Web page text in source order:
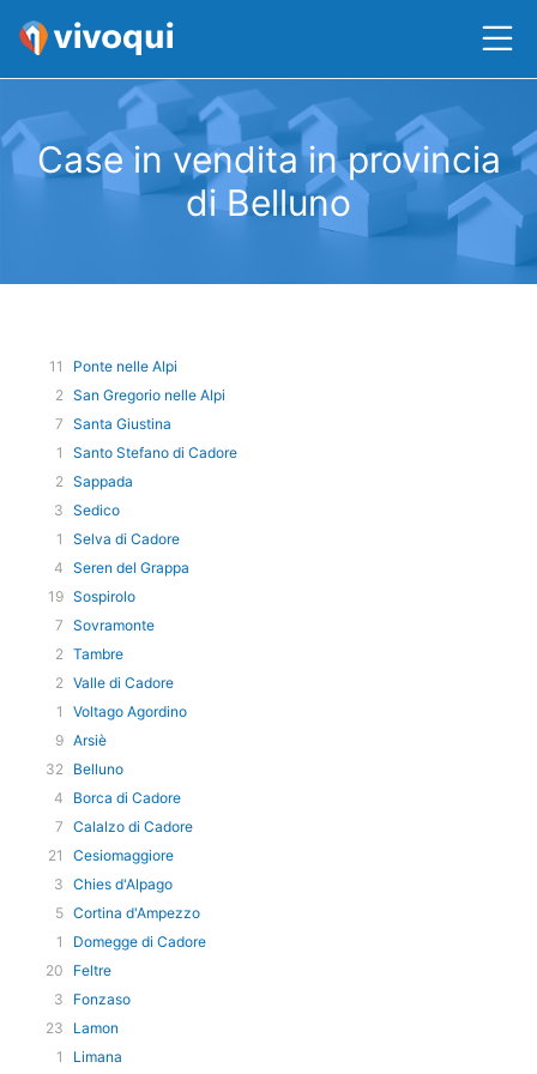
Case in vendita in provincia
di Belluno
11
Ponte nelle Alpi
2 San Gregorio nelle Alpi
7 Santa Giustina
1
Santo Stefano di Cadore
2 Sappada
3 Sedico
1
Selva di Cadore
4 Seren del Grappa
19 Sospirolo
7 Sovramonte
2 Tambre
2 Valle di Cadore
1
Voltago Agordino
9 Arsiè
32 Belluno
4
Borca di Cadore
7 Calalzo di Cadore
21
Cesiomaggiore
3 Chies d'Alpago
5 Cortina d'Ampezzo
1
Domegge di Cadore
20
Feltre
3
Fonzaso
23
Lamon
1
Limana